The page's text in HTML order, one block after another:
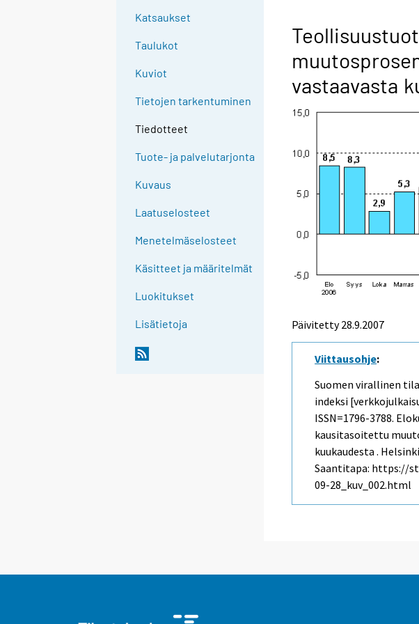
Katsaukset
Taulukot
Kuviot
Tietojen tarkentuminen
Tiedotteet
Tuote- ja palvelutarjonta
Kuvaus
Laatuselosteet
Menetelmäselosteet
Käsitteet ja määritelmät
Luokitukset
Lisätietoja
vastaavasta
Päivitetty28.9.2007
Viittausohje:
Suomen virallinen
indeksi
ISSN=1796-3788.
kausitasoitettu
kuukaudesta .
Saantitapa: https://
09-28_kuv_002.html